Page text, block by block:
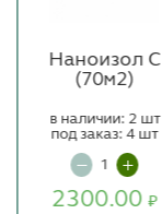
Наноизол С
(70м2)
2300.00₽
в наличии: 2 шт
под заказ: 4 шт